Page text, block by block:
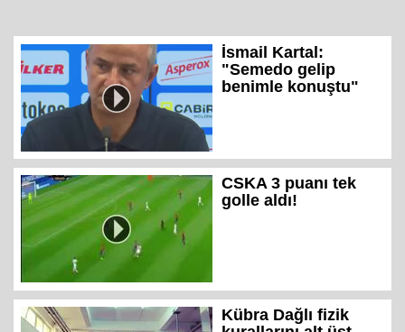
İsmail Kartal:
"Semedo gelip
benimle konuştu"
CSKA 3 puanı tek
golle aldı!
Kübra Dağlı fizik